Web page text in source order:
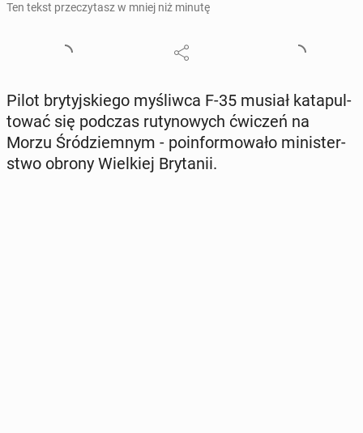
Ten tekst przeczytasz w mniej niż minutę
Pilot bry­tyj­skie­go my­śliw­ca F-35 musiał ka­ta­pul­
to­wać się podczas ru­ty­no­wych ćwiczeń na
Morzu Śród­ziem­nym - po­in­for­mo­wa­ło mi­ni­ster­
stwo obrony Wiel­kiej Bry­ta­nii.